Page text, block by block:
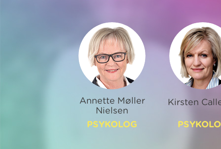
Annette Møller
Nielsen
PSYKOLOG
Kirsten